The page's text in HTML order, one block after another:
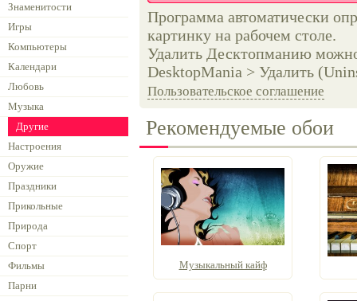
Знаменитости
Игры
Компьютеры
Календари
Любовь
Музыка
Другие
Настроения
Оружие
Праздники
Прикольные
Природа
Спорт
Фильмы
Парни
Программа автоматически
картинку на рабочем столе.
Удалить Десктопманию
DesktopMania > Удалить
Пользовательское соглашение
Рекомендуемые обои
Музыкальный кайф